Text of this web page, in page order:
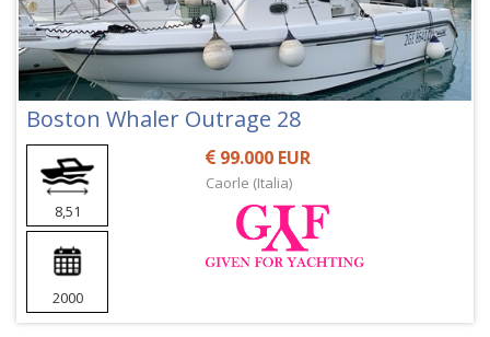
Boston Whaler Outrage 28
8,51
2000
99.000 EUR
Caorle (Italia)